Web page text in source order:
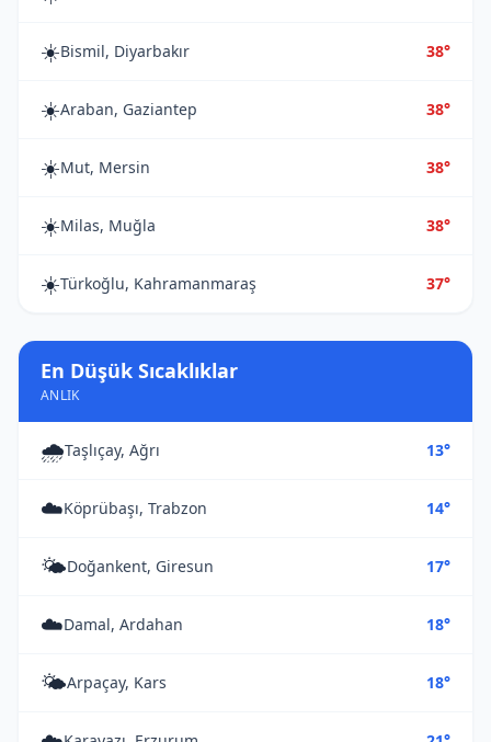
☀️Bismil, Diyarbakır 38°
☀️Araban, Gaziantep 38°
☀️Mut, Mersin 38°
☀️Milas, Muğla 38°
☀️Türkoğlu, Kahramanmaraş 37°
En Düşük Sıcaklıklar
ANLIK
🌧️Taşlıçay, Ağrı 13°
☁️Köprübaşı, Trabzon 14°
🌤️Doğankent, Giresun 17°
☁️Damal, Ardahan 18°
🌤️Arpaçay, Kars 18°